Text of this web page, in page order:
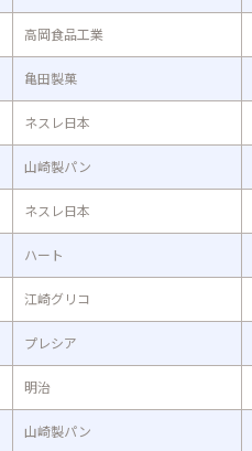
高岡食品工業
亀田製菓
ネスレ日本
山崎製パン
ネスレ日本
ハート
江崎グリコ
プレシア
明治
山崎製パン